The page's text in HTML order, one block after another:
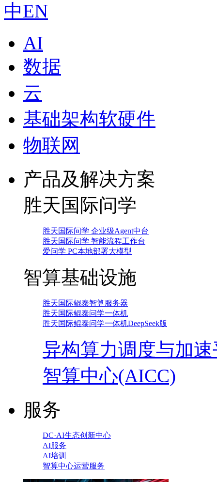
中EN
AI
数据
云
基础架构软硬件
物联网
产品及解决方案
胜天国际问学
胜天国际问学 企业级Agent中台
胜天国际问学 智能流程工作台
爱问学 PC本地部署大模型
智算基础设施
胜天国际鲲泰智算服务器
胜天国际鲲泰问学一体机
胜天国际鲲泰问学一体机DeepSeek版
异构算力调度与加
智算中心(AICC)
服务
DC·AI生态创新中心
AI服务
AI培训
智算中心运营服务